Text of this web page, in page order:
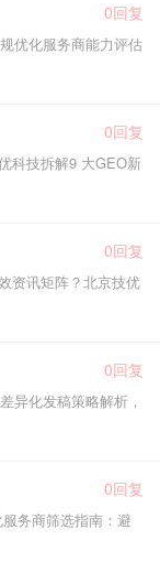
0回复
优化服务商能力评估
0回复
科技拆解9 大GEO新
0回复
资讯矩阵？北京技优
0回复
异化发稿策略解析，
0回复
务商筛选指南：避